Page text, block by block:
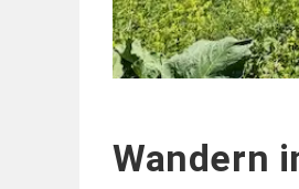
Wandern